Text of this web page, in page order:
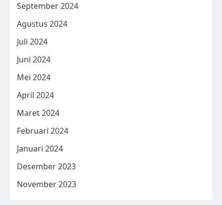
September 2024
Agustus 2024
Juli 2024
Juni 2024
Mei 2024
April 2024
Maret 2024
Februari 2024
Januari 2024
Desember 2023
November 2023